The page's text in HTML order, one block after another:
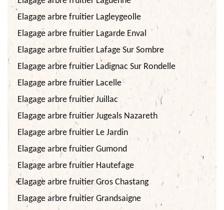
Elagage arbre fruitier Lagleygeolle
Elagage arbre fruitier Lagarde Enval
Elagage arbre fruitier Lafage Sur Sombre
Elagage arbre fruitier Ladignac Sur Rondelle
Elagage arbre fruitier Lacelle
Elagage arbre fruitier Juillac
Elagage arbre fruitier Jugeals Nazareth
Elagage arbre fruitier Le Jardin
Elagage arbre fruitier Gumond
Elagage arbre fruitier Hautefage
Elagage arbre fruitier Gros Chastang
Elagage arbre fruitier Grandsaigne